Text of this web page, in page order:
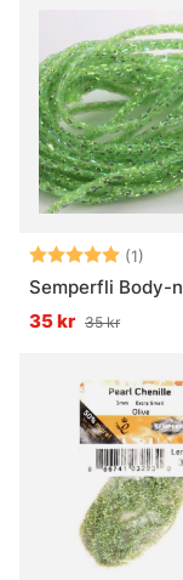
Betyg: (1)
Semperfli Body-
35 kr 35 kr